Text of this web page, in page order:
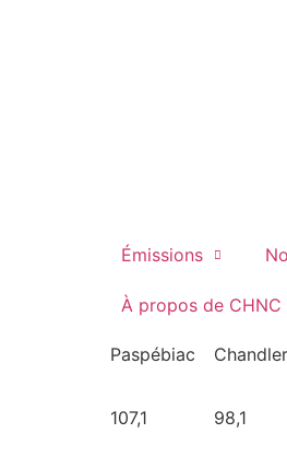
Émissions
À propos de CHNC
Paspébiac
107,1
Chandler
98,1